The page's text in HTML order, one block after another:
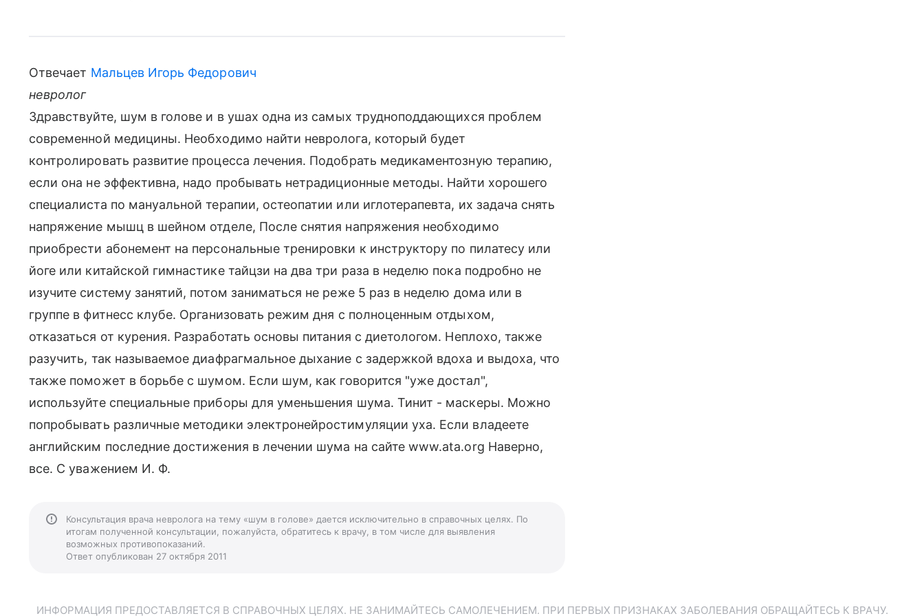
Отвечает Мальцев Игорь Федорович
невролог
Здравствуйте, шум в голове и в ушах одна из самых трудноподдающихся проблем
современной медицины. Необходимо найти невролога, который будет
контролировать развитие процесса лечения. Подобрать медикаментозную терапию,
если она не эффективна, надо пробывать нетрадиционные методы. Найти хорошего
специалиста по мануальной терапии, остеопатии или иглотерапевта, их задача снять
напряжение мышц в шейном отделе, После снятия напряжения необходимо
приобрести абонемент на персональные тренировки к инструктору по пилатесу или
йоге или китайской гимнастике тайцзи на два три раза в неделю пока подробно не
изучите систему занятий, потом заниматься не реже 5 раз в неделю дома или в
группе в фитнесс клубе. Организовать режим дня с полноценным отдыхом,
отказаться от курения. Разработать основы питания с диетологом. Неплохо, также
разучить, так называемое диафрагмальное дыхание с задержкой вдоха и выдоха, что
также поможет в борьбе с шумом. Если шум, как говорится "уже достал",
используйте специальные приборы для уменьшения шума. Тинит - маскеры. Можно
попробывать различные методики электронейростимуляции уха. Если владеете
английским последние достижения в лечении шума на сайте www.ata.org Наверно,
все. С уважением И. Ф.
Консультация врача невролога на тему «шум в голове» дается исключительно в справочных целях. По
итогам полученной консультации, пожалуйста, обратитесь к врачу, в том числе для выявления
возможных противопоказаний.
Ответ опубликован 27 октября 2011
ИНФОРМАЦИЯ ПРЕДОСТАВЛЯЕТСЯ В СПРАВОЧНЫХ ЦЕЛЯХ. НЕ ЗАНИМАЙТЕСЬ САМОЛЕЧЕНИЕМ. ПРИ ПЕРВЫХ ПРИЗНАКАХ ЗАБОЛЕВАНИЯ ОБРАЩАЙТЕСЬ К ВРАЧУ.